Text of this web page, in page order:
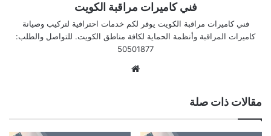
فني كاميرات مراقبة الكويت
فني كاميرات مراقبة الكويت يوفر لكم خدمات احترافية لتركيب وصيانة
كاميرات المراقبة وأنظمة الحماية لكافة مناطق الكويت. للتواصل والطلب:
50501877
مقالات ذات صلة